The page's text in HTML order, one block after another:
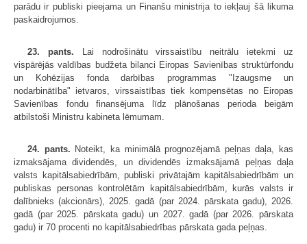
parādu ir publiski pieejama un Finanšu ministrija to iekļauj šā likuma
paskaidrojumos.
23. pants. Lai nodrošinātu virssaistību neitrālu ietekmi uz
vispārējās valdības budžeta bilanci Eiropas Savienības struktūrfondu
un Kohēzijas fonda darbības programmas "Izaugsme un
nodarbinātība" ietvaros, virssaistības tiek kompensētas no Eiropas
Savienības fondu finansējuma līdz plānošanas perioda beigām
atbilstoši Ministru kabineta lēmumam.
24. pants. Noteikt, ka minimālā prognozējamā peļņas daļa, kas
izmaksājama dividendēs, un dividendēs izmaksājamā peļņas daļa
valsts kapitālsabiedrībām, publiski privātajām kapitālsabiedrībām un
publiskas personas kontrolētām kapitālsabiedrībām, kurās valsts ir
dalībnieks (akcionārs), 2025. gadā (par 2024. pārskata gadu), 2026.
gadā (par 2025. pārskata gadu) un 2027. gadā (par 2026. pārskata
gadu) ir 70 procenti no kapitālsabiedrības pārskata gada peļņas.